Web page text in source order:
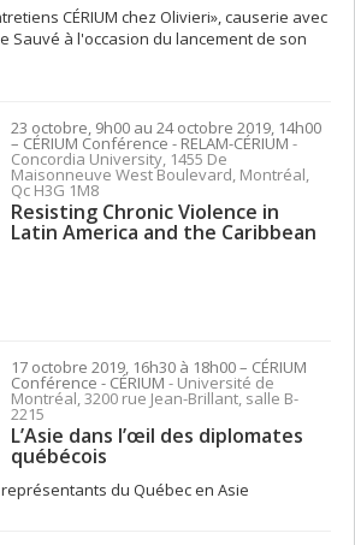
CÉRIUM chez Olivieri», causerie avec
Sauvé à l'occasion du lancement de son
23 octobre, 9h00 au 24 octobre 2019, 14h00
– CÉRIUM Conférence- RELAM-CÉRIUM-
Concordia University, 1455 De
Maisonneuve West Boulevard, Montréal,
Qc H3G 1M8
Resisting Chronic Violence in
Latin America and the Caribbean
17 octobre 2019, 16h30 à 18h00– CÉRIUM
Conférence- CÉRIUM- Université de
Montréal, 3200 rue Jean-Brillant, salle B-
2215
L’Asie dans l’œil des diplomates
québécois
du Québec en Asie